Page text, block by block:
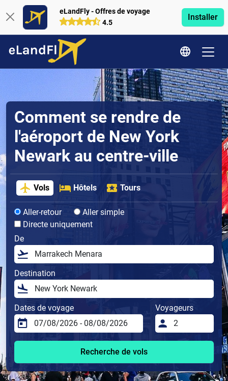
eLandFly - Offres de voyage
4.5
Installer
Comment se rendre de
l'aéroport de New York
Newark au centre-ville
Vols Hôtels Tours
Aller-retour
Aller simple
Directe uniquement
De
Destination
Dates de voyage Voyageurs
Recherche de vols